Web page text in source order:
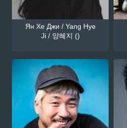
Ян Хе Джи / Yang Hye
Ji / 양혜지 ()